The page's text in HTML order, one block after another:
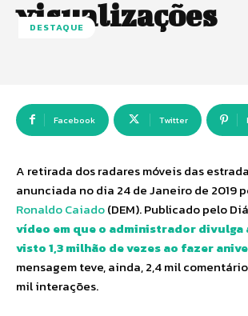
visualizações
DESTAQUE
Facebook Twitter
A retirada dos radares móveis das
anunciada no dia 24 de Janeiro de 2019
Ronaldo Caiado(DEM). Publicado pelo
vídeo em que o administrador divulga
visto 1,3 milhão de vezes ao fazer
mensagem teve, ainda, 2,4 mil
mil interações.